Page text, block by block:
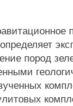
пород